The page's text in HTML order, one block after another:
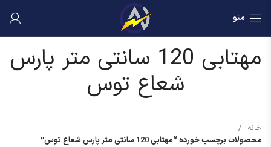
منو
مهتابی 120 سانتی متر پارس
شعاع توس
خانه
محصولات برچسب خورده “مهتابی 120 سانتی متر پارس شعاع توس”